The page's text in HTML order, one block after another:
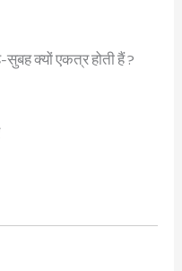
क्यों एकत्र होती हैं ?